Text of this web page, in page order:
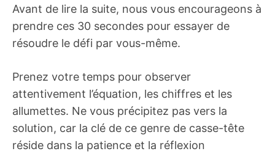
Avant de lire la suite, nous vous encourageons à
prendre ces 30 secondes pour essayer de
résoudre le défi par vous-même.
Prenez votre temps pour observer
attentivement l’équation, les chiffres et les
allumettes. Ne vous précipitez pas vers la
solution, car la clé de ce genre de casse-tête
réside dans la patience et la réflexion